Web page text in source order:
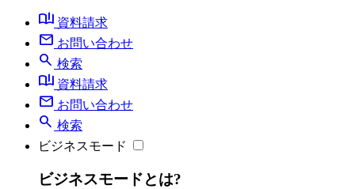
book_ribbon 資料請求
mail お問い合わせ
search 検索
book_ribbon 資料請求
mail お問い合わせ
search 検索
ビジネスモード
ビジネスモードとは?